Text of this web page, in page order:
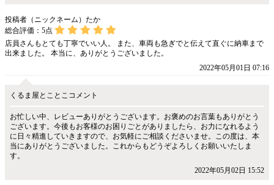
投稿者（ニックネーム）たか
総合評価： 5点
店員さんもとても丁寧でいい人。 また、車両も急ぎでと伝えて直ぐに納車まで
出来ました。 本当に、ありがとうございました。
2022年05月01日 07:16
くるま屋とことこコメント
お忙しい中、レビューありがとうございます。お褒めのお言葉もありがとう
ございます。今後もお客様のお困りごとがありましたら、お力になれるよう
に日々精進していきますので、お気軽にご相談くださいませ。この度は、本
当にありがとうございました。これからもどうぞよろしくお願いいたしま
す。
2022年05月02日 15:52